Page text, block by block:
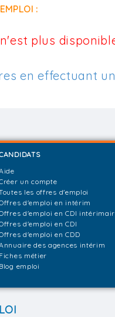
:
plus
en effectuant
un compte
les offres d'emploi
d'emploi en intérim
d'emploi en CDI
d'emploi en CDI
d'emploi en CDD
des agences intérim
Fiches métier
Blog emploi